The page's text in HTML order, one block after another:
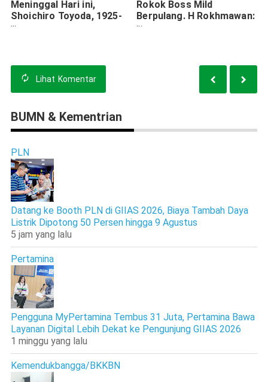
Meninggal Hari ini,
Shoichiro Toyoda, 1925-
2023
Rokok Boss Mild
Berpulang. H Rokhmawan:
Ibu Saya Malaikat yang
Lihat Komentar
BUMN & Kementrian
PLN
Datang ke Booth PLN di GIIAS 2026, Biaya Tambah Daya
Listrik Dipotong 50 Persen hingga 9 Agustus
5 jam yang lalu
Pertamina
Pengguna MyPertamina Tembus 31 Juta, Pertamina Bawa
Layanan Digital Lebih Dekat ke Pengunjung GIIAS 2026
1 minggu yang lalu
Kemendukbangga/BKKBN